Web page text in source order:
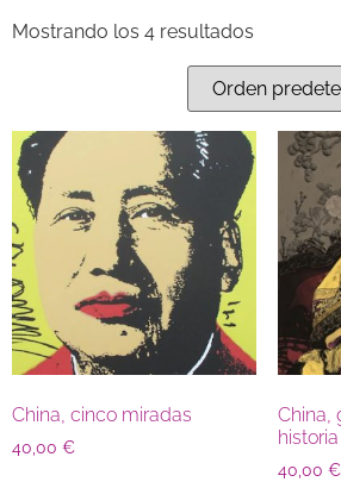
Mostrando los 4 resultados
China, cinco miradas
40,00 €
China,
historia
40,00 €